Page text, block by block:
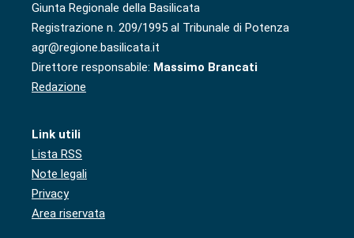
Giunta Regionale della Basilicata
Registrazione n. 209/1995 al Tribunale di Potenza
agr@regione.basilicata.it
Direttore responsabile: Massimo Brancati
Redazione
Link utili
Lista RSS
Note legali
Privacy
Area riservata